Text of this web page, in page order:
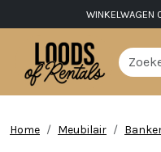
WINKELWAGEN
Home Meubilair